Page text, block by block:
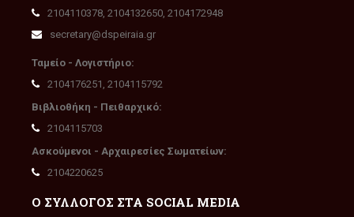
2104110378, 2104132650, 2104172948
secretary@dspeiraia.gr
Ταμείο - Λογιστήριο:
2104176251, 2104115792
Βιβλιοθήκη - Πειθαρχικό:
2104115703
Ασκούμενοι - Αρχαιρεσίες Σωματείων:
2104220625
Ο ΣΥΛΛΟΓΟΣ ΣΤΑ SOCIAL MEDIA